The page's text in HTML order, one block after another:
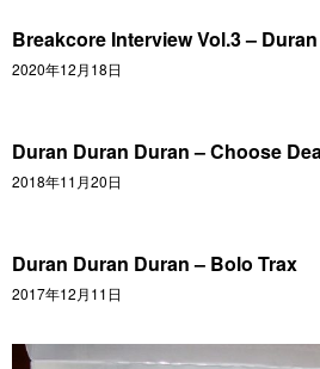
Breakcore Interview Vol.3 –
2020年12月18日
Duran Duran Duran – Choose
2018年11月20日
Duran Duran Duran ‎– Bolo Trax
2017年12月11日